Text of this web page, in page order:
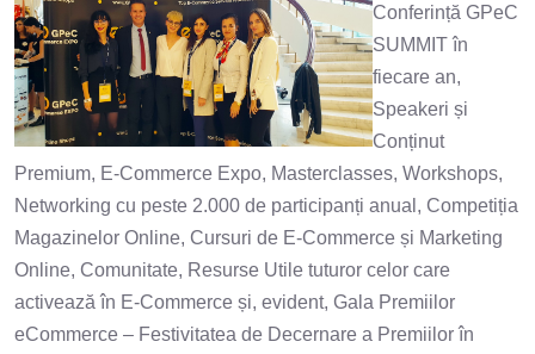
Conferință GPeC
SUMMIT în
fiecare an,
Speakeri și
Conținut
Premium, E-Commerce Expo, Masterclasses, Workshops,
Networking cu peste 2.000 de participanți anual, Competiția
Magazinelor Online, Cursuri de E-Commerce și Marketing
Online, Comunitate, Resurse Utile tuturor celor care
activează în E-Commerce și, evident, Gala Premiilor
eCommerce – Festivitatea de Decernare a Premiilor în